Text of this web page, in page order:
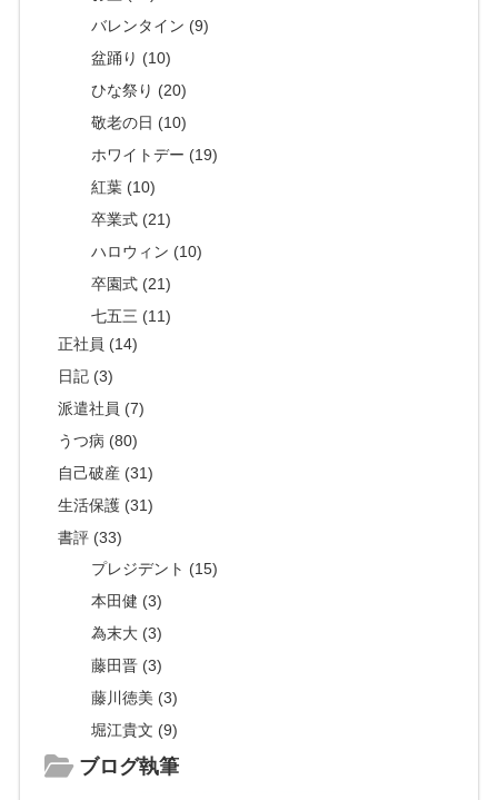
バレンタイン (9)
盆踊り (10)
ひな祭り (20)
敬老の日 (10)
ホワイトデー (19)
紅葉 (10)
卒業式 (21)
ハロウィン (10)
卒園式 (21)
七五三 (11)
正社員 (14)
日記 (3)
派遣社員 (7)
うつ病 (80)
自己破産 (31)
生活保護 (31)
書評 (33)
プレジデント (15)
本田健 (3)
為末大 (3)
藤田晋 (3)
藤川徳美 (3)
堀江貴文 (9)
ブログ執筆